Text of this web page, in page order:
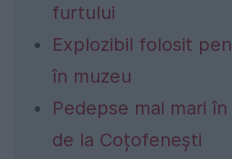
furtului
Explozibil folosit
în muzeu
Pedepse mai mari
de la Coțofenești